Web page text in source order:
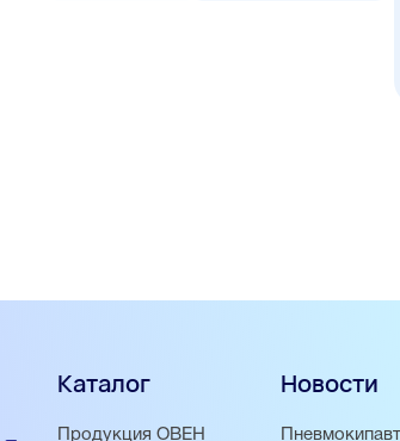
Каталог
Продукция ОВЕН
Новости